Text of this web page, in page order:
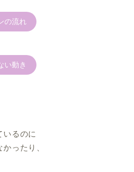
の流れ
い動き
いるのに
ったり、